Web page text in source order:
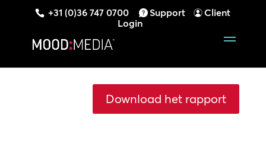
+31 (0)36 747 0700 Support
Client
Login
Download het rapport